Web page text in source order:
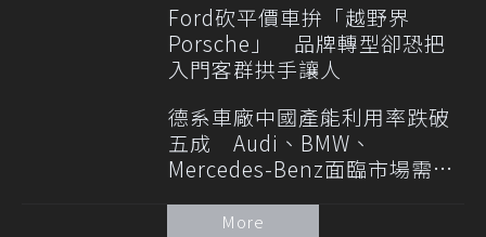
Ford砍平價車拚「越野界
Porsche」 品牌轉型卻恐把
入門客群拱手讓人
德系車廠中國產能利用率跌破
五成 Audi、BMW、
Mercedes-Benz面臨市場需求
More